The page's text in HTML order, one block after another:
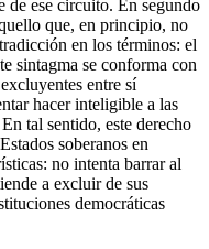
de ese circuito. En segundo
que, en principio, no
en los términos: el
sintagma se conforma con
entre sí
hacer inteligible a las
tal sentido, este derecho
soberanos en
no intenta barrar al
a excluir de sus
democráticas